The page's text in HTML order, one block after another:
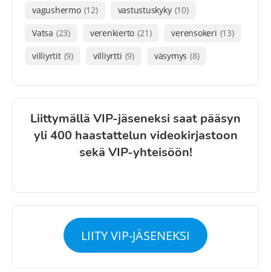
vagushermo (12) vastustuskyky (10)
Vatsa (23) verenkierto (21) verensokeri (13)
villiyrtit (9) villiyrtti (9) väsymys (8)
Liittymällä VIP-jäseneksi saat pääsyn
yli 400 haastattelun videokirjastoon
sekä VIP-yhteisöön!
LIITY VIP-JÄSENEKSI